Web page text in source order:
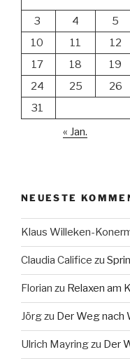
3
4 5
10
11 12
17
18 19
24
25 26
31
« Jan.
NEUESTE
Klaus Willeken-
Claudia Califice zu
Florian zu Relaxen am
Jörgzu Der Weg nach
Ulrich Mayringzu Der